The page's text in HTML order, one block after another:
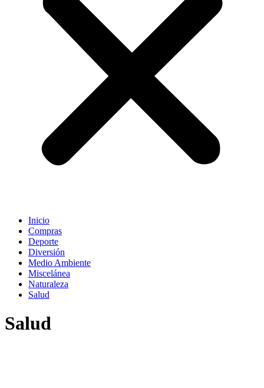
Inicio
Compras
Deporte
Diversión
Medio Ambiente
Miscelánea
Naturaleza
Salud
Salud